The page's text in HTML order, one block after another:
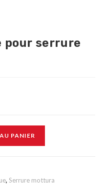
pour serrure
PANIER
,Serrure mottura